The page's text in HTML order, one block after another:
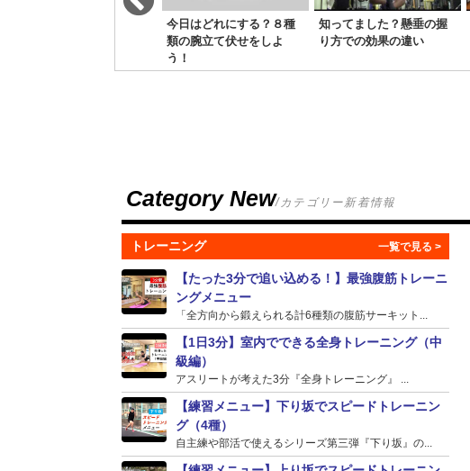
今日はどれにする？８種
類の腕立て伏せをしよ
う！
知ってました？懸垂の握
り方での効果の違い
Category New/カテゴリー新着情報
トレーニング
【たった3分で追い込める！】最強腹筋トレーニ
ングメニュー
「全方向から鍛えられる計6種類の腹筋サーキット...
【1日3分】室内でできる全身トレーニング（中
級編）
アスリートが考えた3分『全身トレーニング』 ...
【練習メニュー】下り坂でスピードトレーニン
グ（4種）
自主練や部活で使えるシリーズ第三弾『下り坂』の...